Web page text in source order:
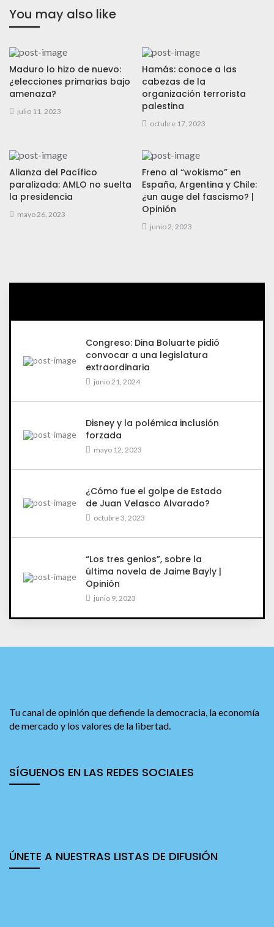
You may also like
Maduro lo hizo de nuevo:
¿elecciones primarias bajo
amenaza?
julio 11, 2023
Hamás: conoce a las
cabezas de la
organización terrorista
palestina
octubre 17, 2023
Alianza del Pacífico
paralizada: AMLO no suelta
la presidencia
mayo 26, 2023
Freno al “wokismo” en
España, Argentina y Chile:
¿un auge del fascismo? |
Opinión
junio 2, 2023
Congreso: Dina Boluarte pidió
convocar a una legislatura
extraordinaria
junio 21, 2024
Disney y la polémica inclusión
forzada
mayo 12, 2023
¿Cómo fue el golpe de Estado
de Juan Velasco Alvarado?
octubre 3, 2023
“Los tres genios”, sobre la
última novela de Jaime Bayly |
Opinión
junio 9, 2023
Tu canal de opinión que defiende la democracia, la economía
de mercado y los valores de la libertad.
SÍGUENOS EN LAS REDES SOCIALES
ÚNETE A NUESTRAS LISTAS DE DIFUSIÓN